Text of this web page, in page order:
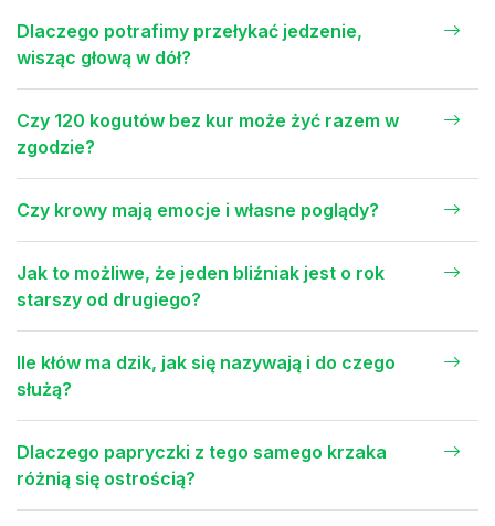
Dlaczego potrafimy przełykać jedzenie,
wisząc głową w dół?
Czy 120 kogutów bez kur może żyć razem w
zgodzie?
Czy krowy mają emocje i własne poglądy?
Jak to możliwe, że jeden bliźniak jest o rok
starszy od drugiego?
Ile kłów ma dzik, jak się nazywają i do czego
służą?
Dlaczego papryczki z tego samego krzaka
różnią się ostrością?